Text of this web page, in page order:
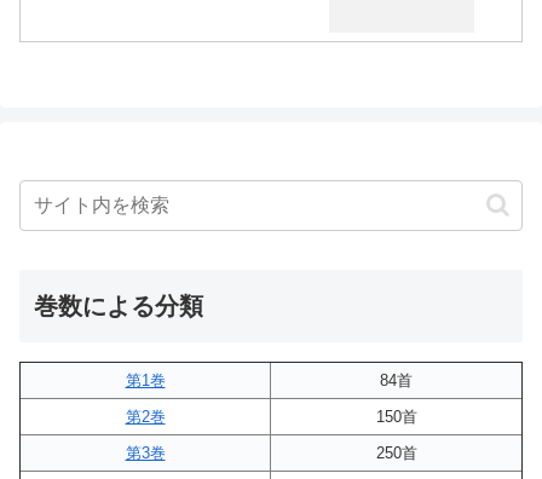
巻数による分類
第1巻
84首
第2巻
150首
第3巻
250首